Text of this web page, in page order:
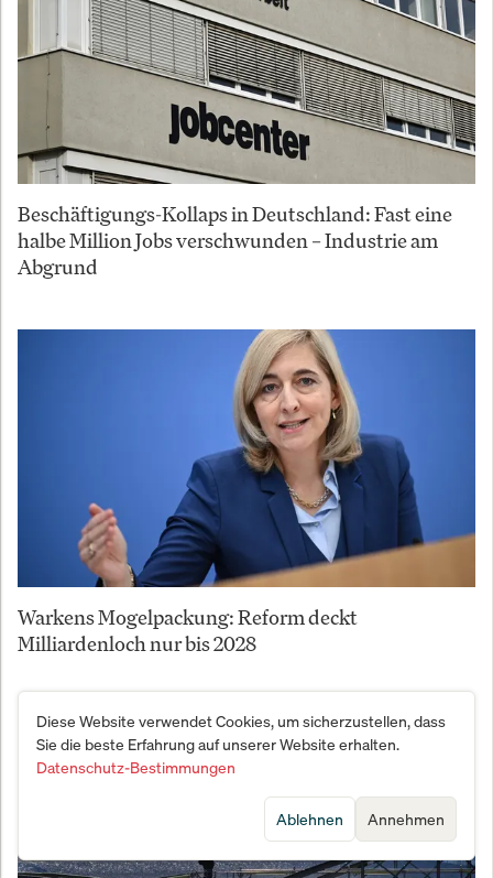
Beschäftigungs-Kollaps in Deutschland: Fast eine
halbe Million Jobs verschwunden – Industrie am
Abgrund
Warkens Mogelpackung: Reform deckt
Milliardenloch nur bis 2028
Diese Website verwendet Cookies, um sicherzustellen, dass
Sie die beste Erfahrung auf unserer Website erhalten.
Datenschutz-Bestimmungen
Annehmen
Ablehnen